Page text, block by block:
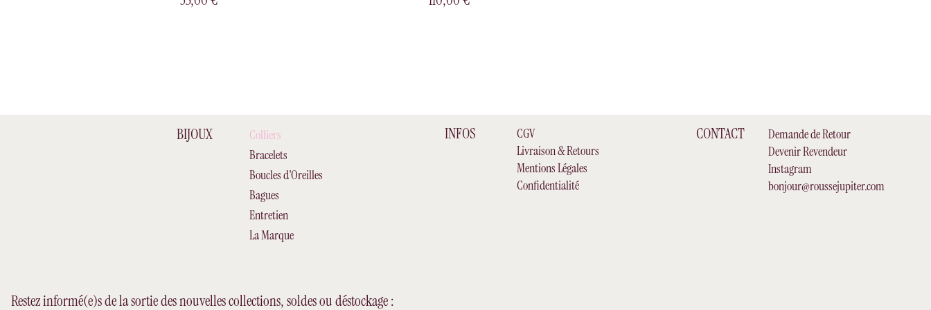
INFOS
CGV
Livraison & Retours
Mentions Légales
Confidentialité
BIJOUX
Colliers
Bracelets
Boucles d'Oreilles
Bagues
Entretien
La Marque
CONTACT
Demande de Retour
Devenir Revendeur
Instagram
bonjour@roussejupiter.com
Restez informé(e)s de la sortie des nouvelles collections, soldes ou déstockage :